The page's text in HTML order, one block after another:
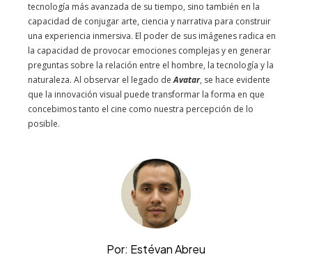
tecnología más avanzada de su tiempo, sino también en la
capacidad de conjugar arte, ciencia y narrativa para construir
una experiencia inmersiva. El poder de sus imágenes radica en
la capacidad de provocar emociones complejas y en generar
preguntas sobre la relación entre el hombre, la tecnología y la
naturaleza. Al observar el legado deAvatar, se hace evidente
que la innovación visual puede transformar la forma en que
concebimos tanto el cine como nuestra percepción de lo
posible.
Por: Estévan Abreu